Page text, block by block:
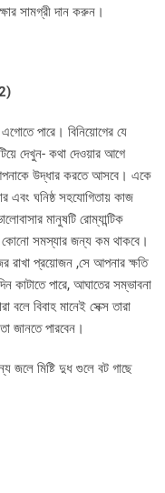
সামগ্রী দান করুন।
পারে। বিনিয়োগের যে
দেখুন- কথা দেওয়ার আগে
উদ্ধার করতে আসবে। একে
ঘনিষ্ঠ সহযোগিতায় কাজ
মানুষটি রোম্যান্টিক
কোনো সমস্যার জন্য কম থাকবে।
রাখা প্রয়োজন ,সে আপনার ক্ষতি
কাটাতে পারে, আঘাতের সম্ভাবনা
বলে বিবাহ মানেই সেক্স তারা
জানতে পারবেন।
জলে মিষ্টি দুধ গুলে বট গাছে